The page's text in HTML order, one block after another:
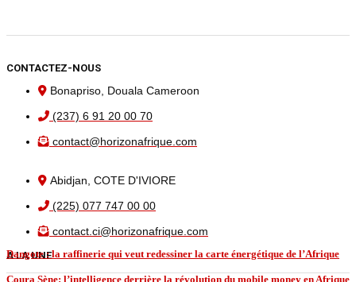
CONTACTEZ-NOUS
Bonapriso, Douala Cameroon
(237) 6 91 20 00 70
contact@horizonafrique.com
Abidjan, COTE D'IVIORE
(225) 077 747 00 00
contact.ci@horizonafrique.com
A LA UNE
Dangote : la raffinerie qui veut redessiner la carte énergétique de l’Afrique
Coura Sène: l’intelligence derrière la révolution du mobile money en Afrique